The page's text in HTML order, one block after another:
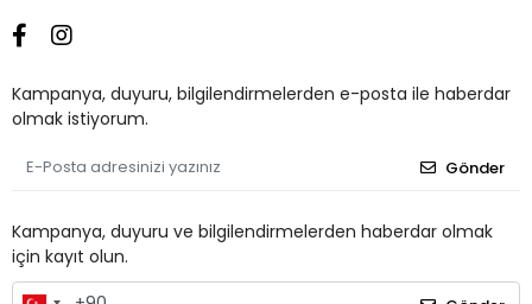
Kampanya, duyuru, bilgilendirmelerden e-posta ile haberdar
olmak istiyorum.
Gönder
Kampanya, duyuru ve bilgilendirmelerden haberdar olmak
için kayıt olun.